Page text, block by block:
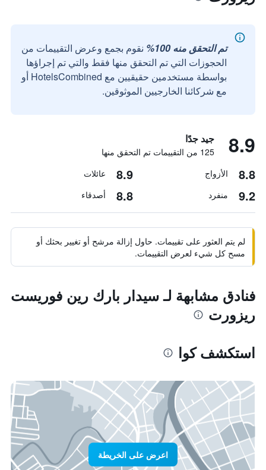
تم التحقق منه 100%
نقوم بجمع وعرض التقييمات من
الحجوزات التي تم التحقق منها فقط والتي تم إجراؤها
بواسطة مستخدمين حقيقيين مع HotelsCombined أو
مع شركائنا الخارجيين الموثوقين.
8.9 جيد جدًا
125 من التقييمات تم التحقق منها
8.8 الأزواج 8.9 عائلات
9.2 منفرد 8.8 أصدقاء
لم يتم العثور على تقييمات. حاول إزالة مرشح أو تغيير بحثك أو
مسح كل شيء لعرض التقييمات.
فنادق مشابهة لـ سيدار بارك رين فوريست
ريزورت
استكشف كوا
اعرض على الخريطة